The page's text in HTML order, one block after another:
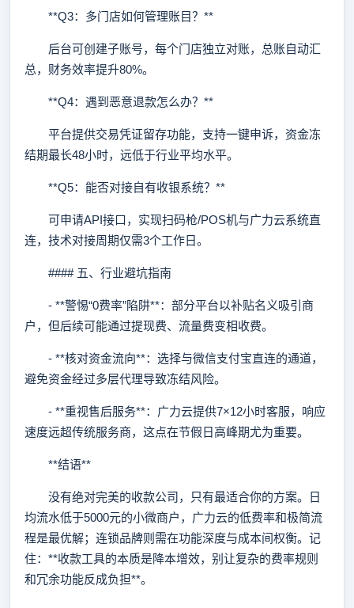
**Q3：多门店如何管理账目？**
后台可创建子账号，每个门店独立对账，总账自动汇
总，财务效率提升80%。
**Q4：遇到恶意退款怎么办？**
平台提供交易凭证留存功能，支持一键申诉，资金冻
结期最长48小时，远低于行业平均水平。
**Q5：能否对接自有收银系统？**
可申请API接口，实现扫码枪/POS机与广力云系统直
连，技术对接周期仅需3个工作日。
#### 五、行业避坑指南
- **警惕“0费率”陷阱**：部分平台以补贴名义吸引商
户，但后续可能通过提现费、流量费变相收费。
- **核对资金流向**：选择与微信支付宝直连的通道，
避免资金经过多层代理导致冻结风险。
- **重视售后服务**：广力云提供7×12小时客服，响应
速度远超传统服务商，这点在节假日高峰期尤为重要。
**结语**
没有绝对完美的收款公司，只有最适合你的方案。日
均流水低于5000元的小微商户，广力云的低费率和极简流
程是最优解；连锁品牌则需在功能深度与成本间权衡。记
住：**收款工具的本质是降本增效，别让复杂的费率规则
和冗余功能反成负担**。